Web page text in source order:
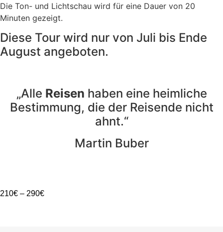
Die Ton- und Lichtschau wird für eine Dauer von 20
Minuten gezeigt.
Diese Tour wird nur von Juli bis Ende
August angeboten.
„Alle Reisen haben eine heimliche
Bestimmung, die der Reisende nicht
ahnt.“
Martin Buber
210€ – 290€